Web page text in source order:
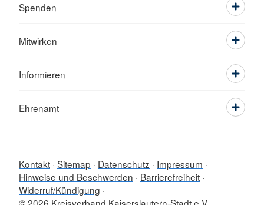
Spenden
Mitwirken
Informieren
Ehrenamt
Kontakt Sitemap Datenschutz
Impressum
Hinweise und Beschwerden
Barrierefreiheit
Widerruf/Kündigung